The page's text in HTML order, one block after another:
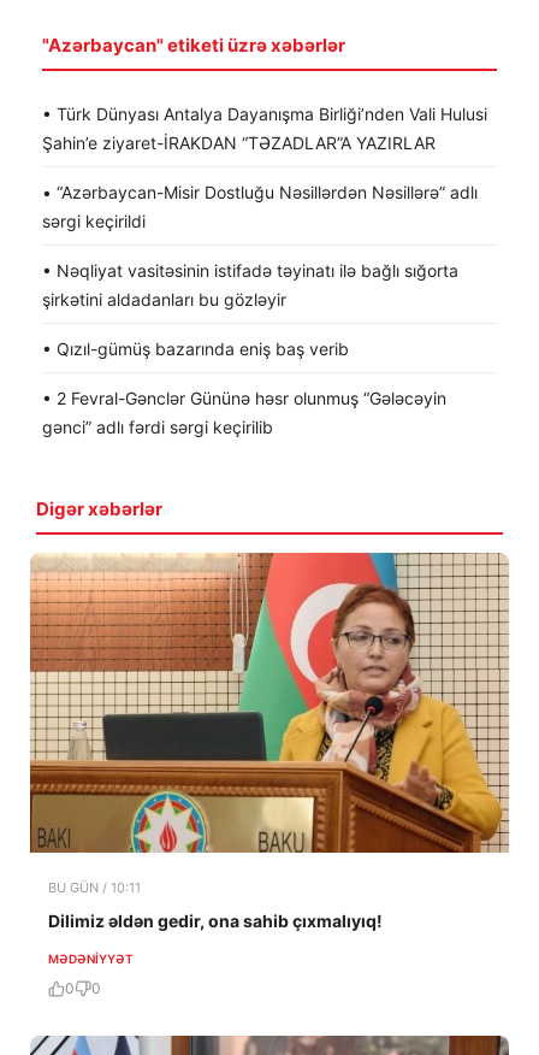
"Azərbaycan" etiketi üzrə xəbərlər
• Türk Dünyası Antalya Dayanışma Birliği’nden Vali Hulusi
Şahin’e ziyaret-İRAKDAN “TƏZADLAR”A YAZIRLAR
• “Azərbaycan-Misir Dostluğu Nəsillərdən Nəsillərə” adlı
sərgi keçirildi
• Nəqliyat vasitəsinin istifadə təyinatı ilə bağlı sığorta
şirkətini aldadanları bu gözləyir
• Qızıl-gümüş bazarında eniş baş verib
• 2 Fevral-Gənclər Gününə həsr olunmuş “Gələcəyin
gənci” adlı fərdi sərgi keçirilib
Digər xəbərlər
BU GÜN / 10:11
Dilimiz əldən gedir, ona sahib çıxmalıyıq!
MƏDƏNIYYƏT
0 0